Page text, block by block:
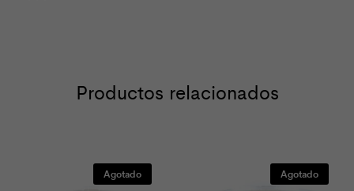
Productos relacionados
Agotado Agotado